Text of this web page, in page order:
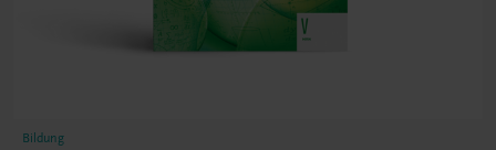
Bildung